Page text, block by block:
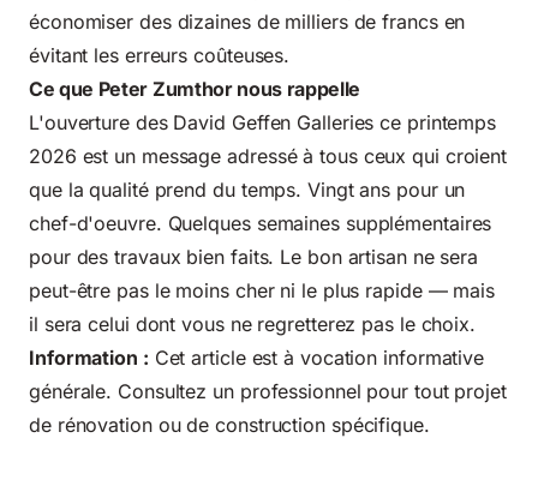
économiser des dizaines de milliers de francs en
évitant les erreurs coûteuses.
Ce que Peter Zumthor nous rappelle
L'ouverture des David Geffen Galleries ce printemps
2026 est un message adressé à tous ceux qui croient
que la qualité prend du temps. Vingt ans pour un
chef-d'oeuvre. Quelques semaines supplémentaires
pour des travaux bien faits. Le bon artisan ne sera
peut-être pas le moins cher ni le plus rapide — mais
il sera celui dont vous ne regretterez pas le choix.
Information : Cet article est à vocation informative
générale. Consultez un professionnel pour tout projet
de rénovation ou de construction spécifique.